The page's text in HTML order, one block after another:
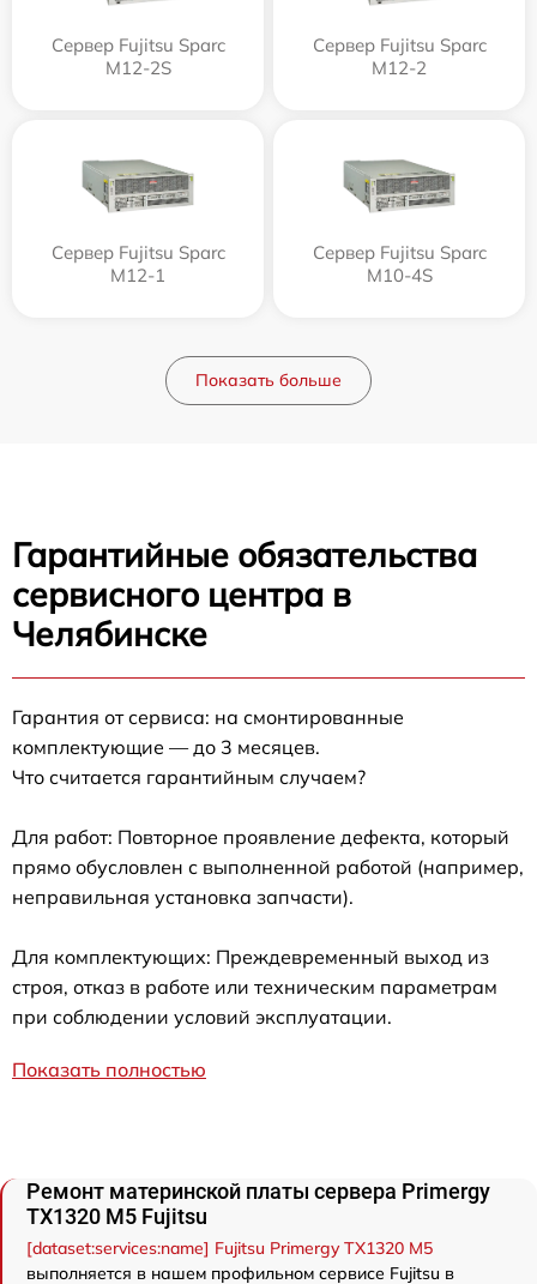
Сервер Fujitsu Sparc
M12-2S
Сервер Fujitsu Sparc
M12-2
Сервер Fujitsu Sparc
M12-1
Сервер Fujitsu Sparc
M10-4S
Показать больше
Гарантийные обязательства
сервисного центра в
Челябинске
Гарантия от сервиса: на смонтированные
комплектующие — до 3 месяцев.
Что считается гарантийным случаем?
Для работ: Повторное проявление дефекта, который
прямо обусловлен с выполненной работой (например,
неправильная установка запчасти).
Для комплектующих: Преждевременный выход из
строя, отказ в работе или техническим параметрам
при соблюдении условий эксплуатации.
Показать полностью
Ремонт материнской платы сервера Primergy
TX1320 M5 Fujitsu
[dataset:services:name] Fujitsu Primergy TX1320 M5
выполняется в нашем профильном сервисе Fujitsu в